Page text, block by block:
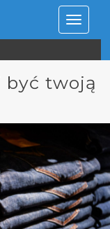
Rozwiń
być twoją